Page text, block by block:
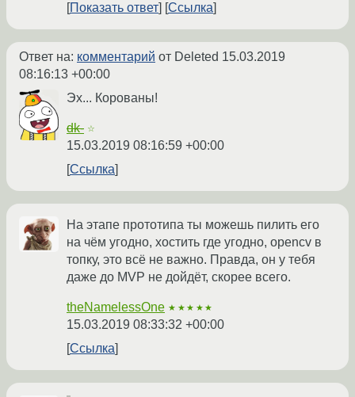
Показать ответ
Ссылка
Ответ на: комментарий от Deleted 15.03.2019
08:16:13 +00:00
Эх... Корованы!
dk- ☆
15.03.2019 08:16:59 +00:00
Ссылка
На этапе прототипа ты можешь пилить его
на чём угодно, хостить где угодно, opencv в
топку, это всё не важно. Правда, он у тебя
даже до MVP не дойдёт, скорее всего.
theNamelessOne ★★★★★
15.03.2019 08:33:32 +00:00
Ссылка